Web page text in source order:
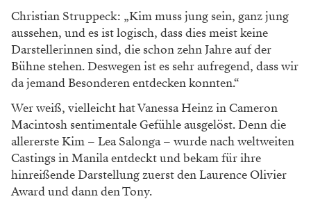
Christian Struppeck: „Kim muss jung sein, ganz jung
aussehen, und es ist logisch, dass dies meist keine
Darstellerinnen sind, die schon zehn Jahre auf der
Bühne stehen. Deswegen ist es sehr aufregend, dass wir
da jemand Besonderen entdecken konnten.“
Wer weiß, vielleicht hat Vanessa Heinz in Cameron
Macintosh sentimentale Gefühle ausgelöst. Denn die
allererste Kim – Lea Salonga – wurde nach weltweiten
Castings in Manila entdeckt und bekam für ihre
hinreißende Darstellung zuerst den Laurence Olivier
Award und dann den Tony.